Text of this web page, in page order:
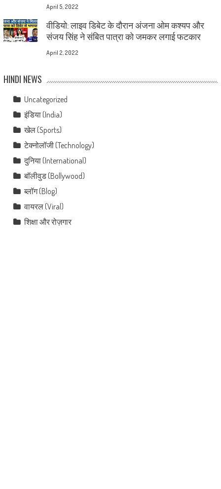
April 5, 2022
वीडियो: लाइव डिबेट के दौरान अंजना ओम कश्यप और
संजय सिंह ने संबित पात्रा को जमकर लगाई फटकार
April 2, 2022
HINDI NEWS
Uncategorized
इंडिया (India)
खेल (Sports)
टेक्नोलॉजी (Technology)
दुनिया (International)
बॉलीवुड (Bollywood)
ब्लॉग (Blog)
वायरल (Viral)
शिक्षा और रोज़गार